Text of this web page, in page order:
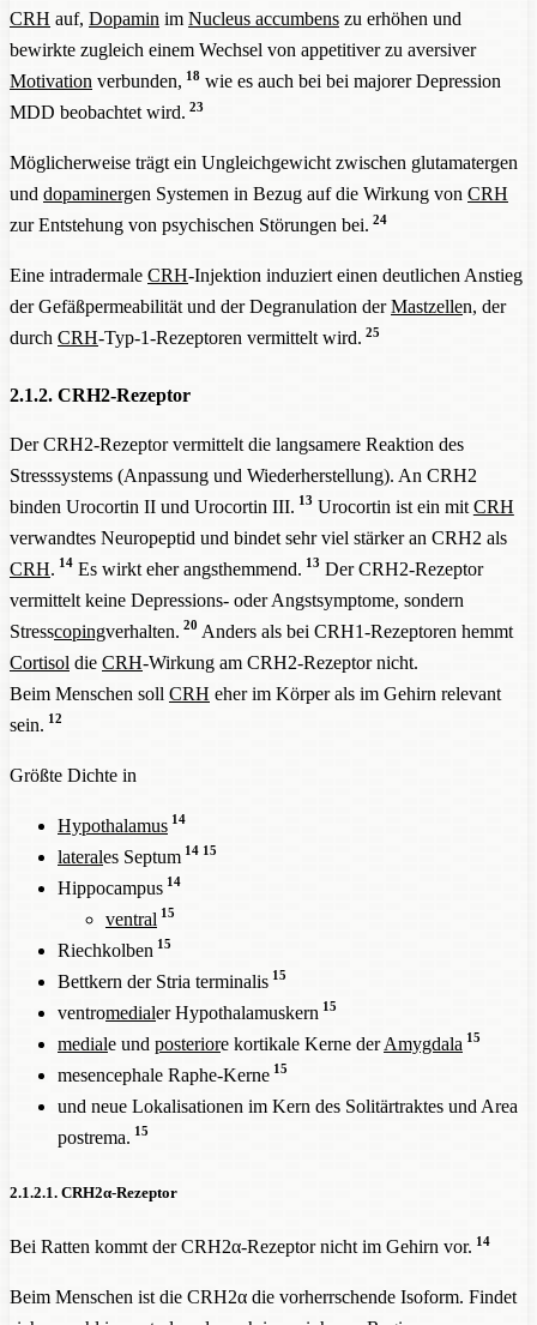
CRH auf, Dopamin im Nucleus accumbens zu erhöhen und
bewirkte zugleich einem Wechsel von appetitiver zu aversiver
Motivation verbunden, 18wie es auch bei bei majorer Depression
MDD beobachtet wird. 23
Möglicherweise trägt ein Ungleichgewicht zwischen glutamatergen
und dopaminergen Systemen in Bezug auf die Wirkung von CRH
zur Entstehung von psychischen Störungen bei. 24
Eine intradermale CRH-Injektion induziert einen deutlichen Anstieg
der Gefäßpermeabilität und der Degranulation derMastzellen, der
durch CRH-Typ-1-Rezeptoren vermittelt wird. 25
2.1.2. CRH2-Rezeptor
Der CRH2-Rezeptor vermittelt die langsamere Reaktion des
Stresssystems (Anpassung und Wiederherstellung). An CRH2
binden Urocortin II und Urocortin III. 13 Urocortin ist ein mit CRH
verwandtes Neuropeptid und bindet sehr viel stärker an CRH2 als
CRH. 14Es wirkt eher angsthemmend. 13Der CRH2-Rezeptor
vermittelt keine Depressions- oder Angstsymptome, sondern
Stresscopingverhalten. 20 Anders als bei CRH1-Rezeptoren hemmt
Cortisol die CRH-Wirkung am CRH2-Rezeptor nicht.
Beim Menschen soll CRH eher im Körper als im Gehirn relevant
sein. 12
Größte Dichte in
Hypothalamus 14
laterales Septum 14 15
Hippocampus 14
ventral 15
Riechkolben 15
Bettkern der Stria terminalis 15
ventromedialer Hypothalamuskern 15
mediale und posteriore kortikale Kerne derAmygdala 15
mesencephale Raphe-Kerne 15
und neue Lokalisationen im Kern des Solitärtraktes und Area
postrema. 15
2.1.2.1. CRH2α-Rezeptor
Bei Ratten kommt der CRH2α-Rezeptor nicht im Gehirn vor. 14
Beim Menschen ist die CRH2α die vorherrschende Isoform. Findet